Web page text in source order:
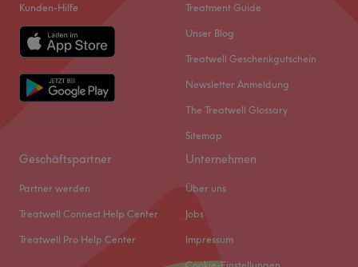
Kunden-Hilfe Treatment Guide
Unser Blog
Treatwell Geschenkgutschein
Newsletter Anmeldung
The Treatwell Glossary
Sitemap
Geschäftspartner
Partner werden
Treatwell Connect Help Center
Treatwell Pro Help Center
Unternehmen
Über uns
Jobs
Impressum